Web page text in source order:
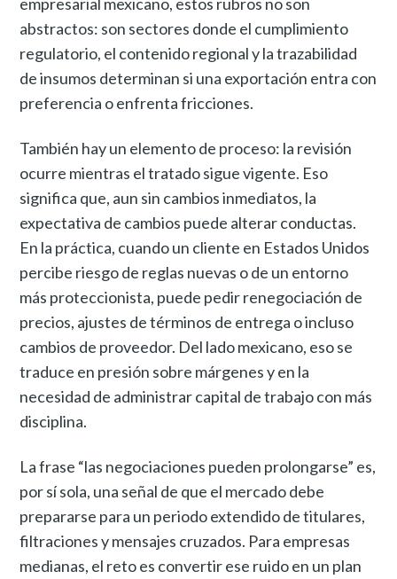
abstractos: son sectores donde el cumplimiento
regulatorio, el contenido regional y la trazabilidad
de insumos determinan si una exportación entra con
preferencia o enfrenta fricciones.
También hay un elemento de proceso: la revisión
ocurre mientras el tratado sigue vigente. Eso
significa que, aun sin cambios inmediatos, la
expectativa de cambios puede alterar conductas.
En la práctica, cuando un cliente en Estados Unidos
percibe riesgo de reglas nuevas o de un entorno
más proteccionista, puede pedir renegociación de
precios, ajustes de términos de entrega o incluso
cambios de proveedor. Del lado mexicano, eso se
traduce en presión sobre márgenes y en la
necesidad de administrar capital de trabajo con más
disciplina.
La frase “las negociaciones pueden prolongarse” es,
por sí sola, una señal de que el mercado debe
prepararse para un periodo extendido de titulares,
filtraciones y mensajes cruzados. Para empresas
medianas, el reto es convertir ese ruido en un plan